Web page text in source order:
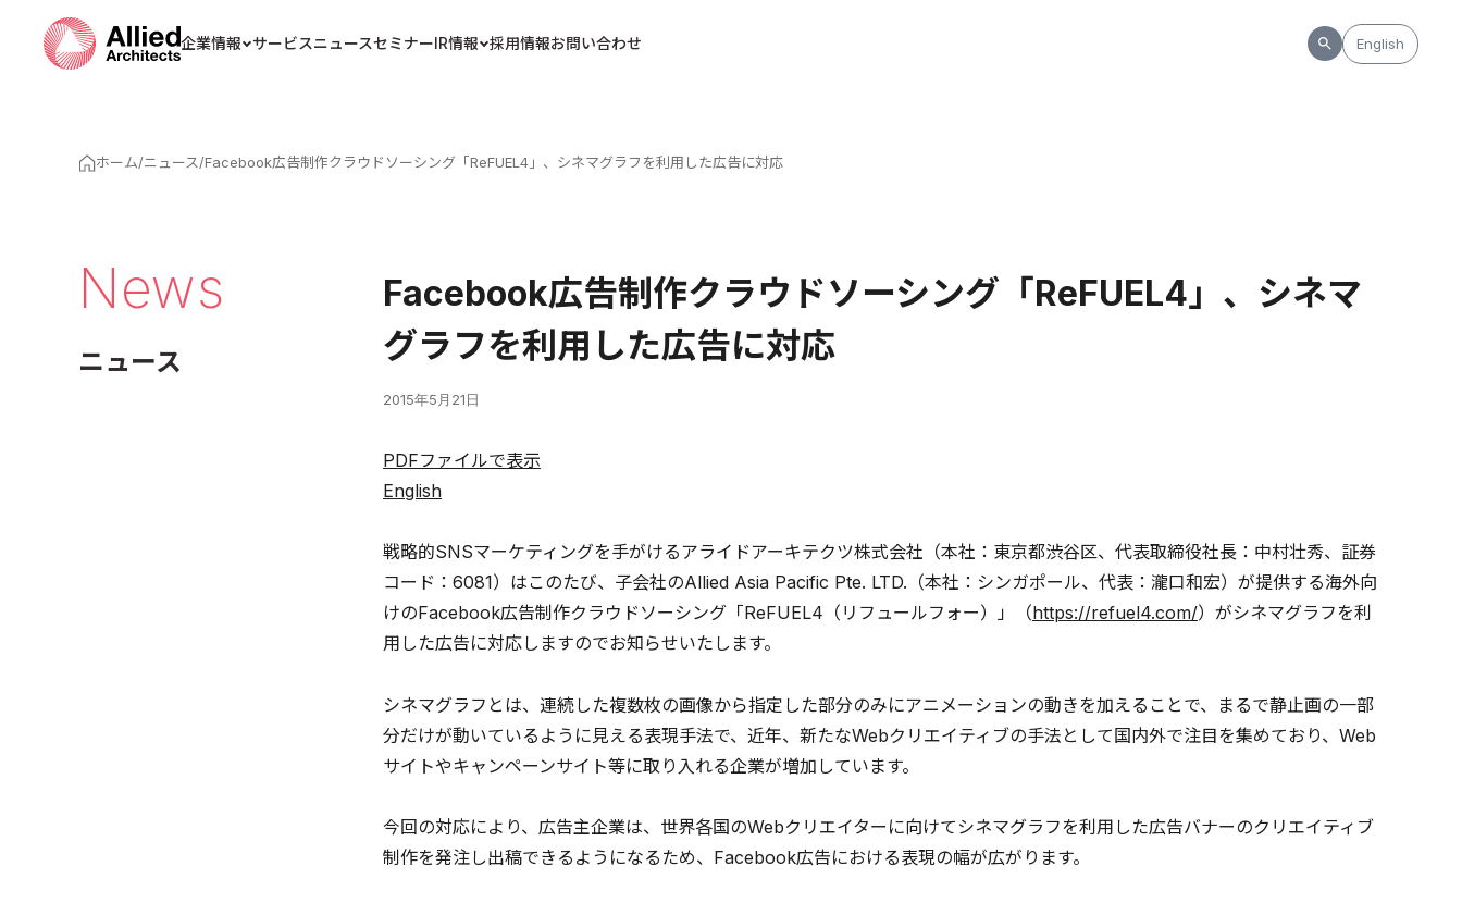
企業情報 サービスニュースセミナーIR情報 採用情報お問い合わせ English
ホーム/ニュース/Facebook広告制作クラウドソーシング「ReFUEL4」、シネマグラフを利用した広告に対応
News
ニュース
Facebook広告制作クラウドソーシング「ReFUEL4」、シネマ
グラフを利用した広告に対応
2015年5月21日
PDFファイルで表示
English
戦略的SNSマーケティングを手がけるアライドアーキテクツ株式会社（本社：東京都渋谷区、代表取締役社長：中村壮秀、証券
コード：6081）はこのたび、子会社のAllied Asia Pacific Pte. LTD.（本社：シンガポール、代表：瀧口和宏）が提供する海外向
けのFacebook広告制作クラウドソーシング「ReFUEL4（リフュールフォー）」（https://refuel4.com/）がシネマグラフを利
用した広告に対応しますのでお知らせいたします。
シネマグラフとは、連続した複数枚の画像から指定した部分のみにアニメーションの動きを加えることで、まるで静止画の一部
分だけが動いているように見える表現手法で、近年、新たなWebクリエイティブの手法として国内外で注目を集めており、Web
サイトやキャンペーンサイト等に取り入れる企業が増加しています。
今回の対応により、広告主企業は、世界各国のWebクリエイターに向けてシネマグラフを利用した広告バナーのクリエイティブ
制作を発注し出稿できるようになるため、Facebook広告における表現の幅が広がります。